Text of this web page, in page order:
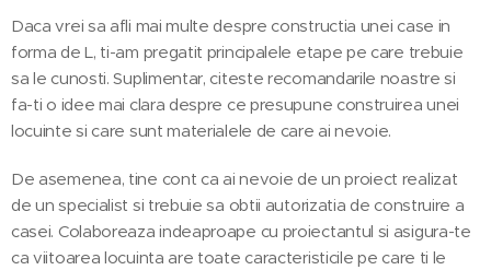
Daca vrei sa afli mai multe despre constructia unei case in
forma de L, ti-am pregatit principalele etape pe care trebuie
sa le cunosti. Suplimentar, citeste recomandarile noastre si
fa-ti o idee mai clara despre ce presupune construirea unei
locuinte si care sunt materialele de care ai nevoie.
De asemenea, tine cont ca ai nevoie de un proiect realizat
de un specialist si trebuie sa obtii autorizatia de construire a
casei. Colaboreaza indeaproape cu proiectantul si asigura-te
ca viitoarea locuinta are toate caracteristicile pe care ti le